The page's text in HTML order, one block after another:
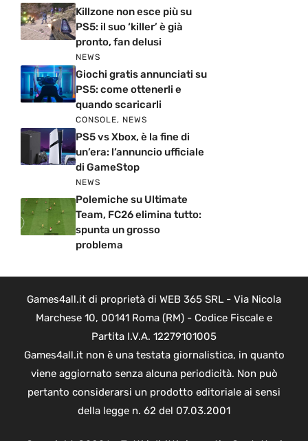
Killzone non esce più su
PS5: il suo ‘killer’ è già
pronto, fan delusi
NEWS
Giochi gratis annunciati su
PS5: come ottenerli e
quando scaricarli
CONSOLE, NEWS
PS5 vs Xbox, è la fine di
un’era: l’annuncio ufficiale
di GameStop
NEWS
Polemiche su Ultimate
Team, FC26 elimina tutto:
spunta un grosso
problema
Games4all.it di proprietà di WEB 365 SRL - Via Nicola
Marchese 10, 00141 Roma (RM) - Codice Fiscale e
Partita I.V.A. 12279101005
Games4all.it non è una testata giornalistica, in quanto
viene aggiornato senza alcuna periodicità. Non può
pertanto considerarsi un prodotto editoriale ai sensi
della legge n. 62 del 07.03.2001